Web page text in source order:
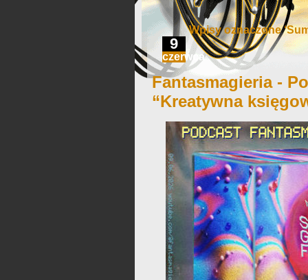
Wpisy oznaczone
9
czerwca
Fantasmagieria -
“Kreatywna